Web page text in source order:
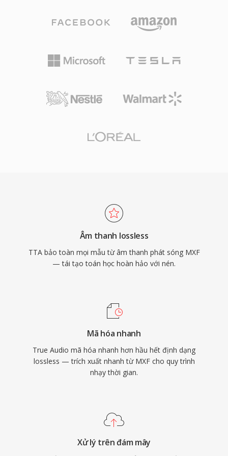
phát sóng và lưu trữ. Tệp MXF sử dụng hệ
thống mẫu hoạt động xác định các mức độ
(OP1a) đến danh sách phát đa mục phức tạp.
thống quy trình làm việc dựa trên tệp hỗ trợ
MXF phổ biến, và nó phục vụ làm định dạng
được sử dụng trong phát sóng.
lý là một trong những thế mạnh nổi bật của
không đòi hỏi CPU cao, giữ nhẹ nhàng ngay cả
trên phần cứng cũ. Cấu trúc tệp hỗ trợ thẻ siêu
hát và ảnh bìa album đi kèm âm thanh. Một số
định dạng không tổn hao cạnh tranh. Phiên bản
trong bối cảnh âm thanh không tổn hao, TTA
tiếp tục phục vụ người dùng coi trọng sự đơn
giản và nén trong suốt.Âm thanh lossless
TTA bảo toàn mọi mẫu từ âm thanh phát sóng MXF
— tái tạo toán học hoàn hảo với nén.
Mã hóa nhanh
True Audio mã hóa nhanh hơn hầu hết định dạng
lossless — trích xuất nhanh từ MXF cho quy trình
nhạy thời gian.
Xử lý trên đám mây